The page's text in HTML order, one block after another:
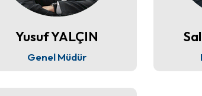
Yusuf YALÇIN
Genel Müdür